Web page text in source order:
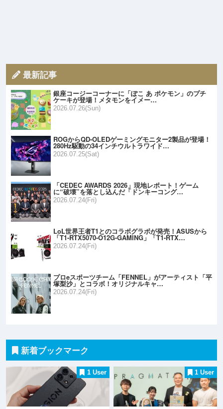
最新記事
銀座コージーコーナーに「ぽこ あ ポケモン」のプチ
ケーキが登場！メタモンをイメー…
2026.07.26(Sun)
ROGからQD-OLEDゲーミングモニター2製品が登場！
280Hz駆動の34インチウルトラワイド…
2026.07.25(Sat)
「CEDEC AWARDS 2026」現地レポート！ゲーム
に“破壊”を落とし込んだ「ドンキーコング…
2026.07.24(Fri)
LoL世界王者T1とのコラボグラボが発売！ASUSから
「T1-RTX5070-O12G-GAMING」「T1-RTX…
2026.07.24(Fri)
プロeスポーツチーム「FENNEL」がアーティスト「平
塚梨沙」とコラボ！オリジナルキャ…
2026.07.24(Fri)
新着ブックマーク
1 User 1 User